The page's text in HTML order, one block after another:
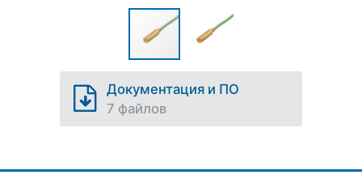
Документация и ПО
7 файлов